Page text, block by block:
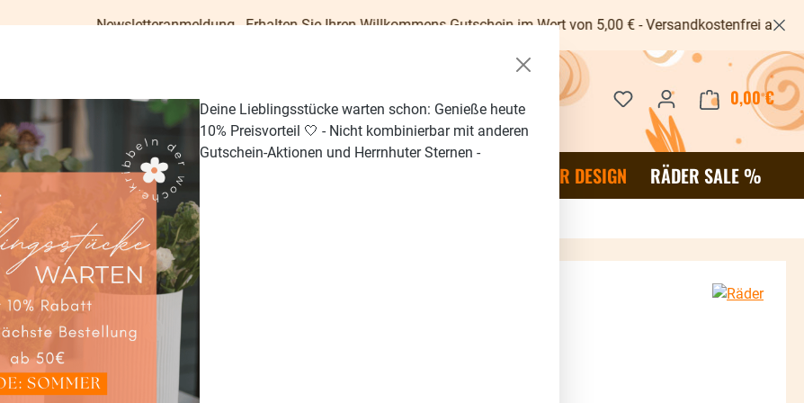
Newsletteranmeldung - Erhalten Sie Ihren Willkommens-Gutschein im Wert von 5,00 € - Versandkostenfrei ab 40€ -
Du hast 0 Produkte auf dem
0,00 €
TISCH & KÜCHE GESCHENKE RÄDER DESIGN RÄDER SALE %
Deine Lieblingsstücke warten schon: Genieße heute
10% Preisvorteil 🤍 - Nicht kombinierbar mit anderen
Gutschein-Aktionen und Herrnhuter Sternen -